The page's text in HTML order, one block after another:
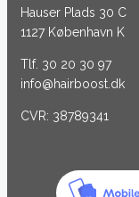
Hauser Plads 30 C
1127 København K
Tlf. 30 20 30 97
info@hairboost.dk
CVR: 38789341